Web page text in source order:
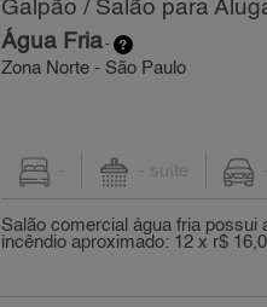
Galpão / Salão para
Água Fria-
Zona Norte - São Paulo
- - suíte
Salão comercial água fria possui
incêndio aproximado: 12 x r$